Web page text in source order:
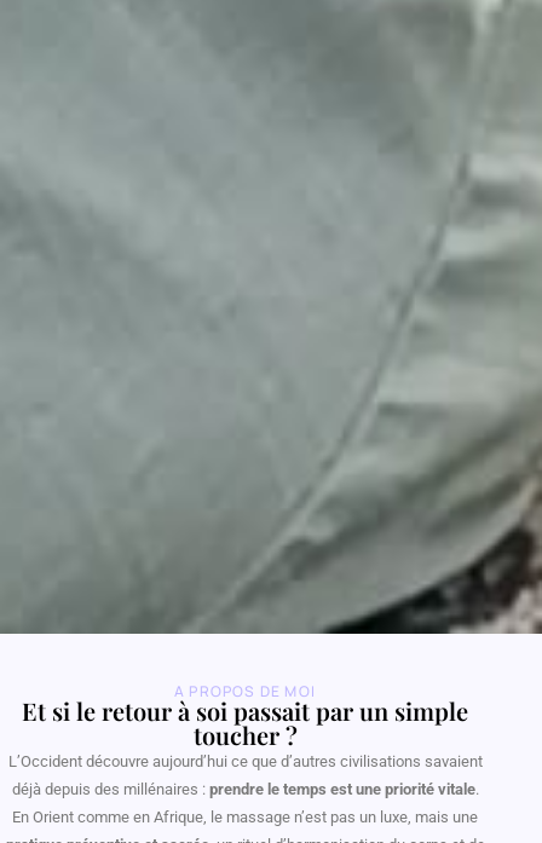
A PROPOS DE MOI
Et si le retour à soi passait par un simple
toucher ?
L’Occident découvre aujourd’hui ce que d’autres civilisations savaient
déjà depuis des millénaires : prendre le temps est une priorité vitale.
En Orient comme en Afrique, le massage n’est pas un luxe, mais une